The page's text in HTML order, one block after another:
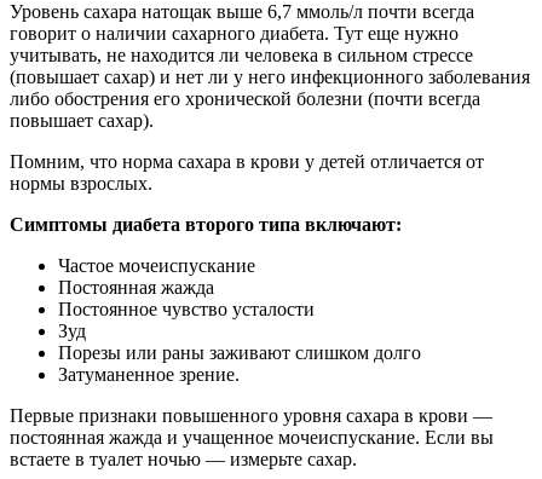
Уровень сахара натощак выше 6,7 ммоль/л почти всегда
говорит о наличии сахарного диабета. Тут еще нужно
учитывать, не находится ли человека в сильном стрессе
(повышает сахар) и нет ли у него инфекционного заболевания
либо обострения его хронической болезни (почти всегда
повышает сахар).
Помним, что норма сахара в крови у детей отличается от
нормы взрослых.
Симптомы диабета второго типа включают:
Частое мочеиспускание
Постоянная жажда
Постоянное чувство усталости
Зуд
Порезы или раны заживают слишком долго
Затуманенное зрение.
Первые признаки повышенного уровня сахара в крови —
постоянная жажда и учащенное мочеиспускание. Если вы
встаете в туалет ночью — измерьте сахар.